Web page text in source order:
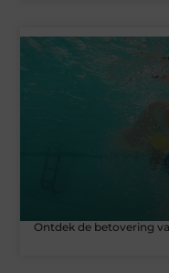
Ontdek de betovering